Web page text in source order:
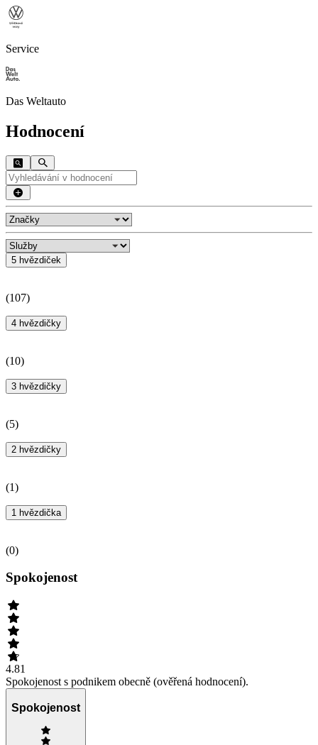
Service
Das Weltauto
Hodnocení
5 hvězdiček
(107)
4 hvězdičky
(10)
3 hvězdičky
(5)
2 hvězdičky
(1)
1 hvězdička
(0)
Spokojenost
4.81
Spokojenost s podnikem obecně (ověřená hodnocení).
Spokojenost